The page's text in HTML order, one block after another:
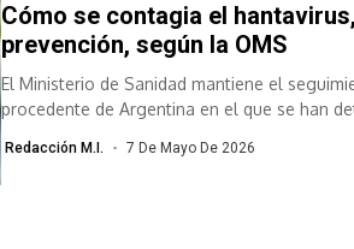
Cómo se contagia el
prevención, según la OMS
El Ministerio de Sanidad mantiene el
procedente de Argentina en el que se han
Redacción M.I. 7 De Mayo De 2026